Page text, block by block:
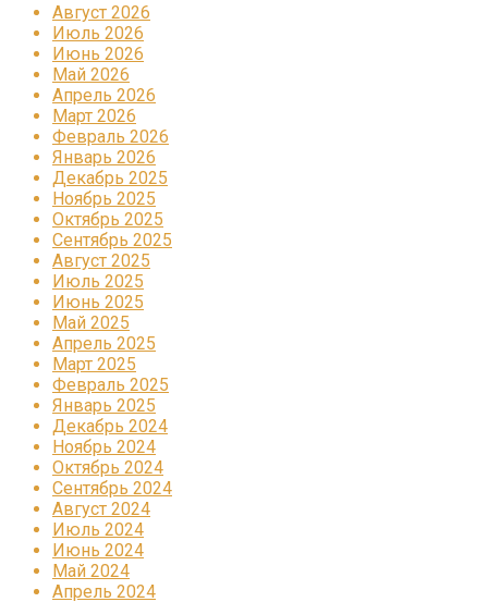
Август 2026
Июль 2026
Июнь 2026
Май 2026
Апрель 2026
Март 2026
Февраль 2026
Январь 2026
Декабрь 2025
Ноябрь 2025
Октябрь 2025
Сентябрь 2025
Август 2025
Июль 2025
Июнь 2025
Май 2025
Апрель 2025
Март 2025
Февраль 2025
Январь 2025
Декабрь 2024
Ноябрь 2024
Октябрь 2024
Сентябрь 2024
Август 2024
Июль 2024
Июнь 2024
Май 2024
Апрель 2024